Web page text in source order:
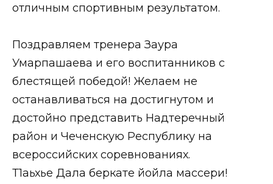
отличным спортивным результатом.
Поздравляем тренера Заура
Умарпашаева и его воспитанников с
блестящей победой! Желаем не
останавливаться на достигнутом и
достойно представить Надтеречный
район и Чеченскую Республику на
всероссийских соревнованиях.
Т1аьхье Дала беркате йойла массери!